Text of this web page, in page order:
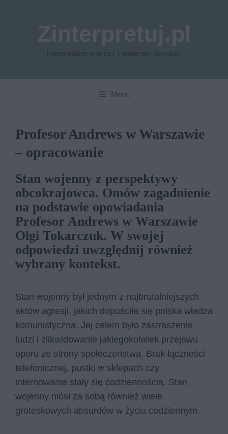
Menu
Profesor Andrews w Warszawie
– opracowanie
Stan wojenny z perspektywy
obcokrajowca. Omów zagadnienie
na podstawie opowiadania
Profesor Andrews w Warszawie
Olgi Tokarczuk. W swojej
odpowiedzi uwzględnij również
wybrany kontekst.
Stan wojenny był jednym z najbrutalniejszych
aktów agresji, jakich dopuściła się polska władza
komunistyczna. Jej celem było zastraszenie
ludzi i zlikwidowanie jakiegokolwiek przejawu
oporu ze strony społeczeństwa. Brak łączności
telefonicznej, pustki w sklepach czy
internowania stały się codziennością. Stan
wojenny niósł za sobą również wiele
groteskowych absurdów w życiu codziennym.